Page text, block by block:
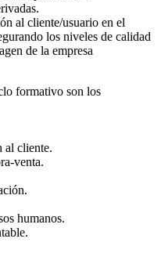
al cliente/usuario en el
los niveles de calidad
de la empresa
formativo son los
al cliente.
venta.
humanos.